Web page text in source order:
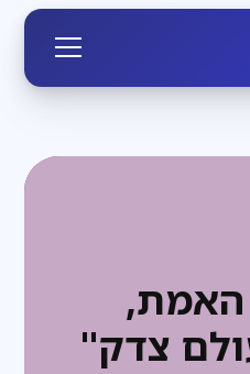
האמת,
צדק"